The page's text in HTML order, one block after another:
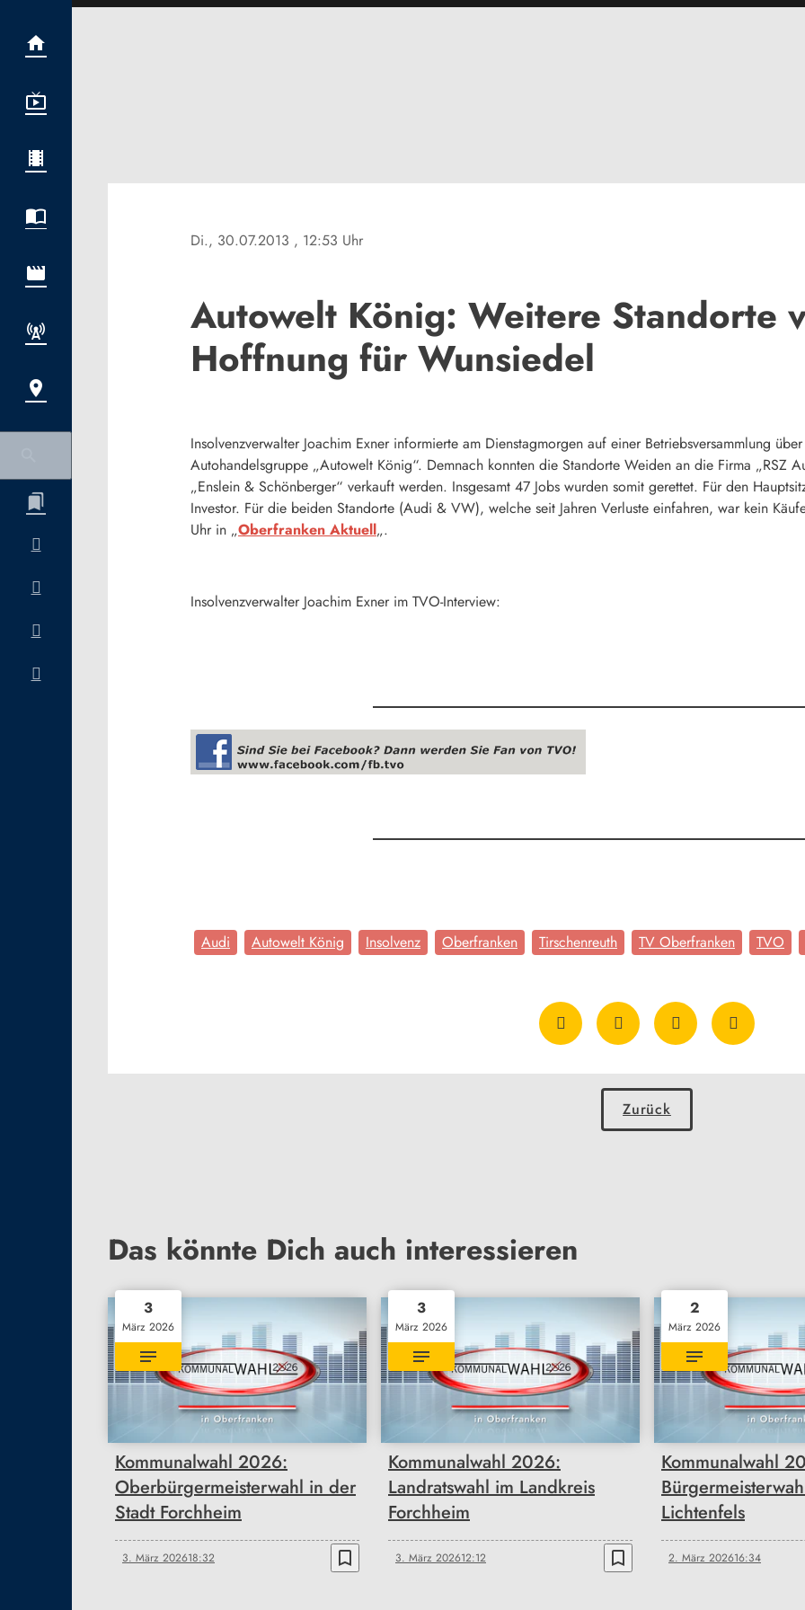
Di., 30.07.2013 , 12:53 Uhr
Autowelt König: Weitere Standorte
Hoffnung für Wunsiedel
Insolvenzverwalter Joachim Exner informierte am Dienstagmorgen auf einer Betriebsversammlung
Autohandelsgruppe „Autowelt König“. Demnach konnten die Standorte Weiden an die Firma „RSZ
„Enslein & Schönberger“ verkauft werden. Insgesamt 47 Jobs wurden somit gerettet. Für den
Investor. Für die beiden Standorte (Audi & VW), welche seit Jahren Verluste einfahren, war kein
Uhr in „Oberfranken Aktuell„.
Insolvenzverwalter Joachim Exner im TVO-Interview:
Audi Autowelt König Insolvenz Oberfranken Tirschenreuth TV Oberfranken TVO
Zurück
Das könnte Dich auch interessieren
3
März 2026
Kommunalwahl 2026:
Oberbürgermeisterwahl in der
Stadt Forchheim
3. März 202618:32 bookmark_border
3
März 2026
Kommunalwahl 2026:
Landratswahl im Landkreis
Forchheim
3. März 202612:12 bookmark_border
2
März 2026
Kommunalwahl
Lichtenfels
2. März 202616:34